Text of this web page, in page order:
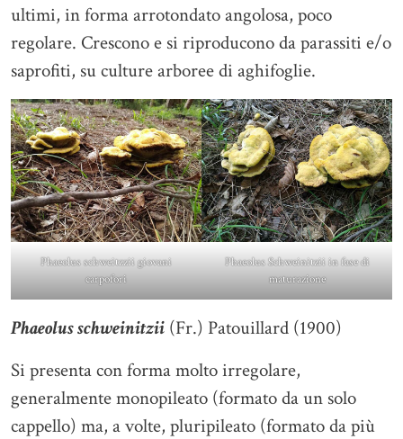
ultimi, in forma arrotondato angolosa, poco
regolare. Crescono e si riproducono da parassiti e/o
saprofiti, su culture arboree di aghifoglie.
Phaeolus schweitzzii giovani
carpofori
Phaeolus Schweinitzii in fase di
maturazione
Phaeolus schweinitzii (Fr.) Patouillard (1900)
Si presenta con forma molto irregolare,
generalmente monopileato (formato da un solo
cappello) ma, a volte, pluripileato (formato da più